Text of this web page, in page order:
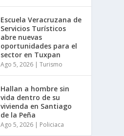
Escuela Veracruzana de
Servicios Turísticos
abre nuevas
oportunidades para el
sector en Tuxpan
Ago 5, 2026| Turismo
Hallan a hombre sin
vida dentro de su
vivienda en Santiago
de la Peña
Ago 5, 2026| Policiaca